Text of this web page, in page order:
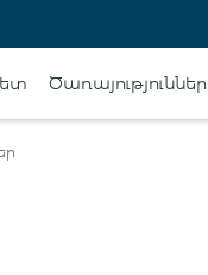
Ծառայություններ